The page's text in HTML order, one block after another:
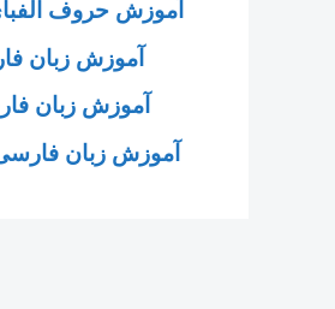
آموزش حروف
آموزش زبان
آموزش زبان
آموزش زبان